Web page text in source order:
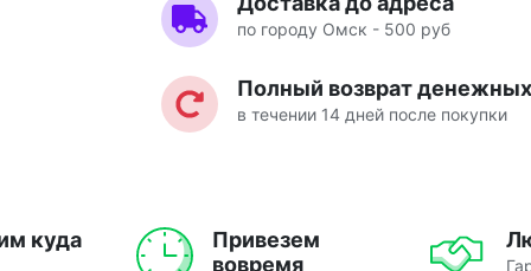
по городу Омск - 500 руб
Полный возврат денежных
в течении 14 дней после покупки
куда
Привезем
вовремя